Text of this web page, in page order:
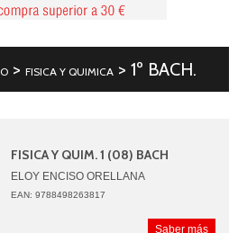
> FISICA Y QUIMICA > 1º BACH.
FISICA Y QUIM. 1 (08) BACH
ELOY ENCISO ORELLANA
FERNANDO SENDRA BAÑULS
EAN: 9788498263817
Saber más